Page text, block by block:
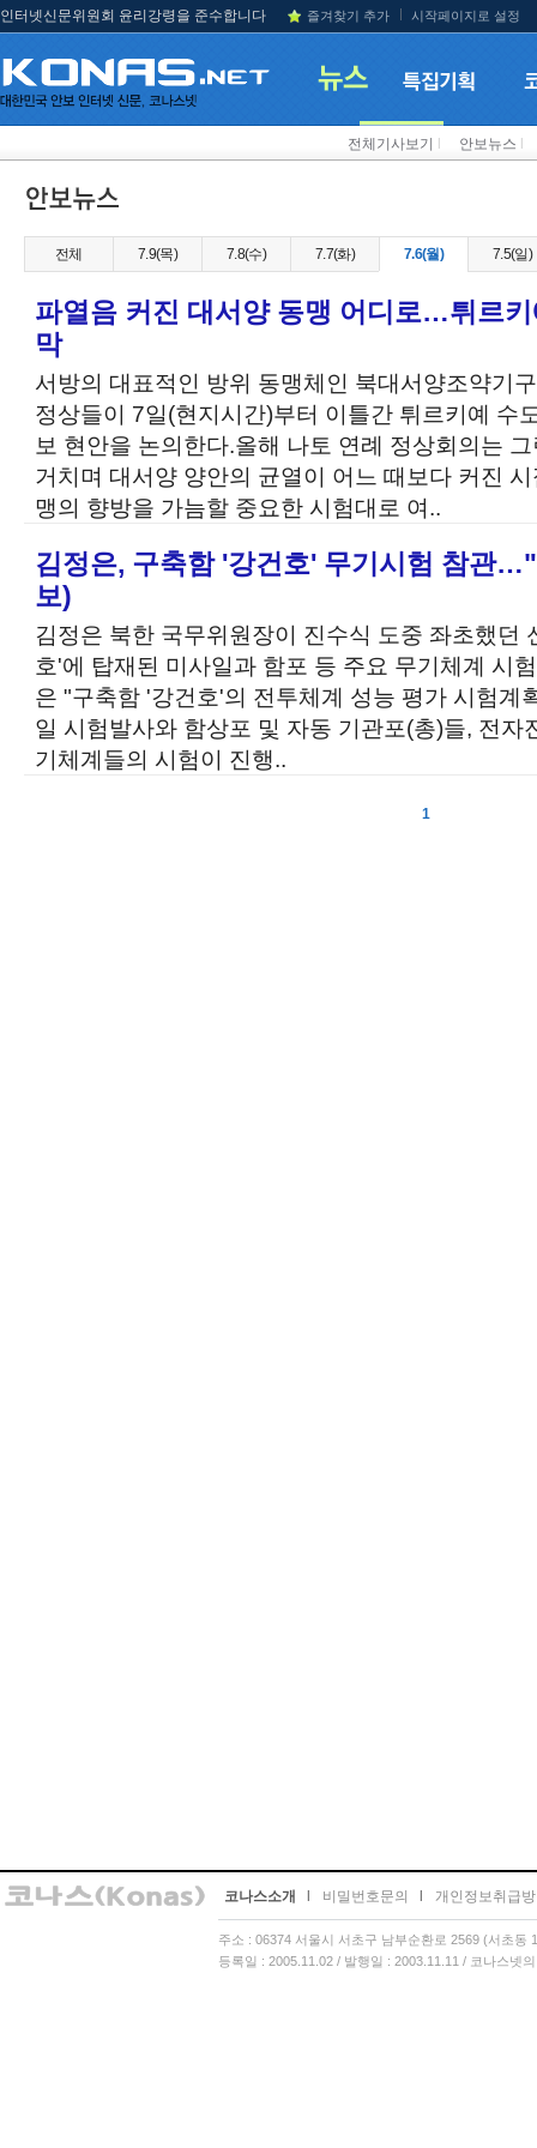
인터넷신문위원회 윤리강령을 준수합니다 즐겨찾기 추가 시작페이지로 설정
전체기사보기 안보뉴스
전체 7.9(목) 7.8(수) 7.7(화) 7.6(월) 7.5(일)
파열음 커진 대서양 동맹 어디로…튀르
막
서방의 대표적인 방위 동맹체인 북대서양조약기
정상들이 7일(현지시간)부터 이틀간 튀르키예 수
보 현안을 논의한다.올해 나토 연례 정상회의는
거치며 대서양 양안의 균열이 어느 때보다 커진
맹의 향방을 가늠할 중요한 시험대로 여..
김정은, 구축함 '강건호' 무기시험 참관
보)
김정은 북한 국무위원장이 진수식 도중 좌초했던
호'에 탑재된 미사일과 함포 등 주요 무기체계 시
은 "구축함 '강건호'의 전투체계 성능 평가 시험계
일 시험발사와 함상포 및 자동 기관포(총)들, 전자
기체계들의 시험이 진행..
1
코나스소개 비밀번호문의 개인정보취급
주소 : 06374 서울시 서초구 남부순환로 2569 (서초
등록일 : 2005.11.02 / 발행일 : 2003.11.11 / 코나스넷